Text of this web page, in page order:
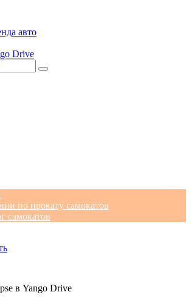
авто
Drive
по прокату самокатов
самокатов